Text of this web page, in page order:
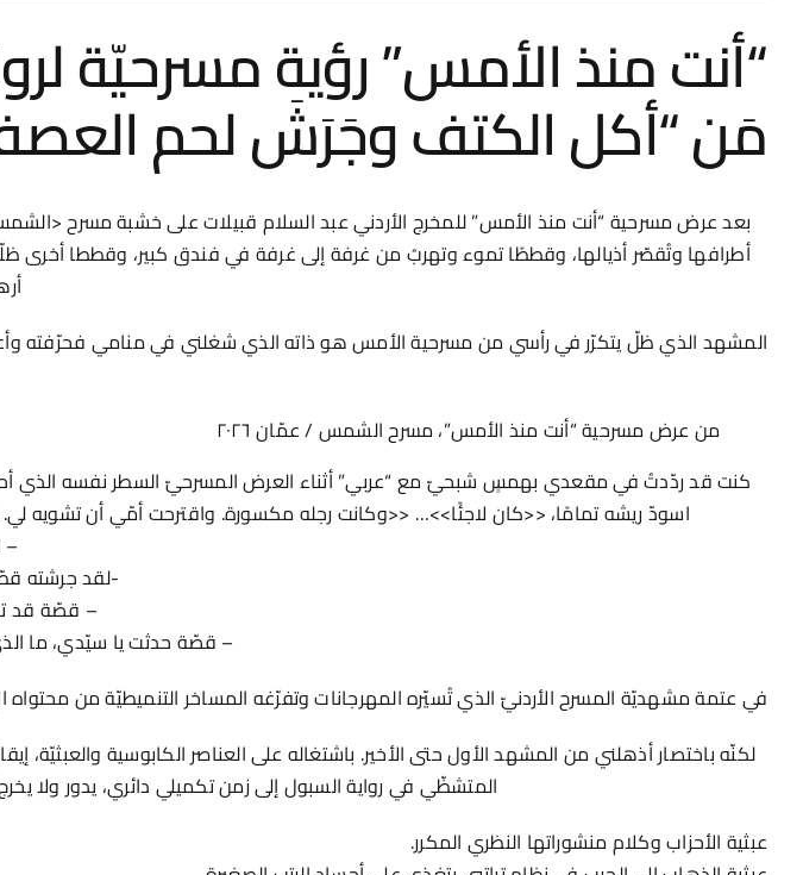
“أنت منذ الأمس” رؤية مسرحيّة
مَن “أكل الكتف وجَرَشَ لحم
بعد عرض مسرحية “أنت منذ الأمس” للمخرج الأردني عبد السلام قبيلات على خشبة مسرح
أطرافها وتُقصّر أذيالها، وقططًا تموء وتهربُ من غرفة إلى غرفة في فندق كبير، وقططا أخرى
المشهد الذي ظلّ يتكرّر في رأسي من مسرحية الأمس هو ذاته الذي شغلني في منامي فحرّفته
من عرض مسرحية “أنت منذ الأمس”، مسرح الشمس / عمّان ٢٠٢٦
كنت قد ردّدتُ في مقعدي بهمسٍ شبحيّ مع “عربي” أثناء العرض المسرحيّ السطر نفسه الذي
اسودّ ريشه تمامًا، <<كان لاجئًا>>… <<وكانت رجله مكسورة. واقترحت أمّي أن تشويه
–
-لقد جرشته
– قصّة قد
– قصّة حدثت يا سيّدي، ما
في عتمة مشهديّة المسرح الأردنيّ الذي تُسيّره المهرجانات وتفرّغه المساخر التنميطيّة من
لكنّه باختصار أذهلني من المشهد الأول حتى الأخير. باشتغاله على العناصر الكابوسية والعبثيّة،
المتشظّي في رواية السبول إلى زمن تكميلي دائري، يدور ولا يخرج
عبثية الأحزاب وكلام منشوراتها النظري المكرر.